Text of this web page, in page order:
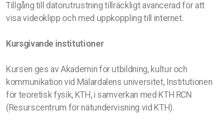
Tillgång till datorutrustning tillräckligt avancerad för att
visa videoklipp och med uppkoppling till internet.
Kursgivande institutioner
Kursen ges av Akademin för utbildning, kultur och
kommunikation vid Mälardalens universitet, Institutionen
för teoretisk fysik, KTH, i samverkan med KTH RCN
(Resurscentrum för nätundervisning vid KTH).